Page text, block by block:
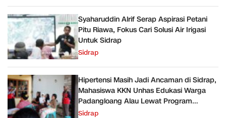
Syaharuddin Alrif Serap Aspirasi Petani
Pitu Riawa, Fokus Cari Solusi Air Irigasi
Untuk Sidrap
Sidrap
Hipertensi Masih Jadi Ancaman di Sidrap,
Mahasiswa KKN Unhas Edukasi Warga
Padangloang Alau Lewat Program
SEHATI
Sidrap